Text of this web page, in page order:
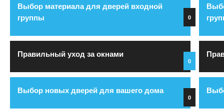
Выбор материала для дверей входной
группы
0
Правильный уход за окнами
0
Выбор новых дверей для вашего дома
0